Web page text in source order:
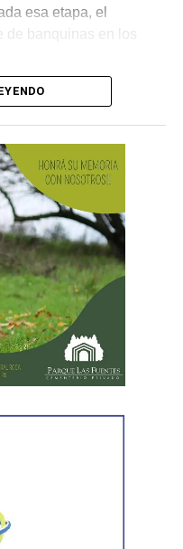
esa etapa, el
de banquinas en los
que,durante las
de bacheo será
de trabajo y dos
permitirá incrementar
las tareas de
del Alto Valle.
con el relevamiento
las condiciones de